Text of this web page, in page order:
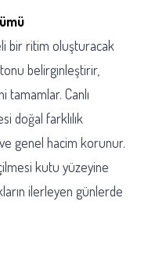
bir ritim oluşturacak
belirginleştirir,
Canlı
doğal farklılık
genel hacim korunur.
kutu yüzeyine
ilerleyen günlerde